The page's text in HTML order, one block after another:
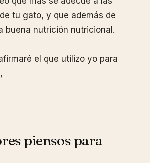
tu gato, y que además de
buena nutrición nutricional.
el que utilizo yo para
piensos para